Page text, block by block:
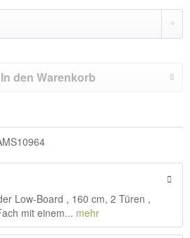
In den Warenkorb
Low-Board , 160 cm, 2 Türen ,
mit einem... mehr